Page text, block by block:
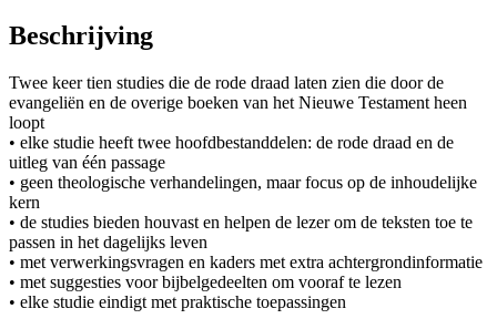
Beschrijving
Twee keer tien studies die de rode draad laten zien die door de
evangeliën en de overige boeken van het Nieuwe Testament heen
loopt
• elke studie heeft twee hoofdbestanddelen: de rode draad en de
uitleg van één passage
• geen theologische verhandelingen, maar focus op de inhoudelijke
kern
• de studies bieden houvast en helpen de lezer om de teksten toe te
passen in het dagelijks leven
• met verwerkingsvragen en kaders met extra achtergrondinformatie
• met suggesties voor bijbelgedeelten om vooraf te lezen
• elke studie eindigt met praktische toepassingen